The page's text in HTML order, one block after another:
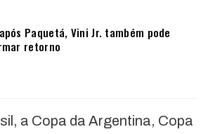
Paquetá, Vini Jr. também pode
retorno
a Copa da Argentina, Copa